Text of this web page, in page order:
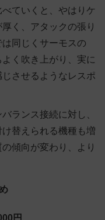
ていくと、やはりケ
く、アタックの張り
同じくサーモスの
く吹き上がり、実に
させるようなレスポ
ランス接続に対し、
替えられる機種も増
傾向が変わり、より
円